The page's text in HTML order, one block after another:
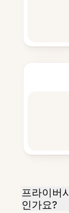
프라이버
인가요?